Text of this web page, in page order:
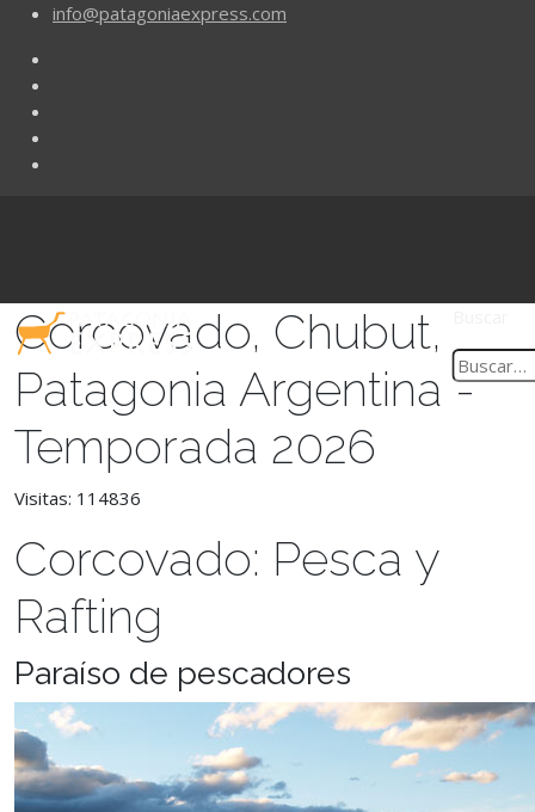
info@patagoniaexpress.com
Corcovado, Chubut,
Patagonia Argentina -
Temporada 2026
Visitas: 114836
Corcovado: Pesca y
Rafting
Paraíso de pescadores